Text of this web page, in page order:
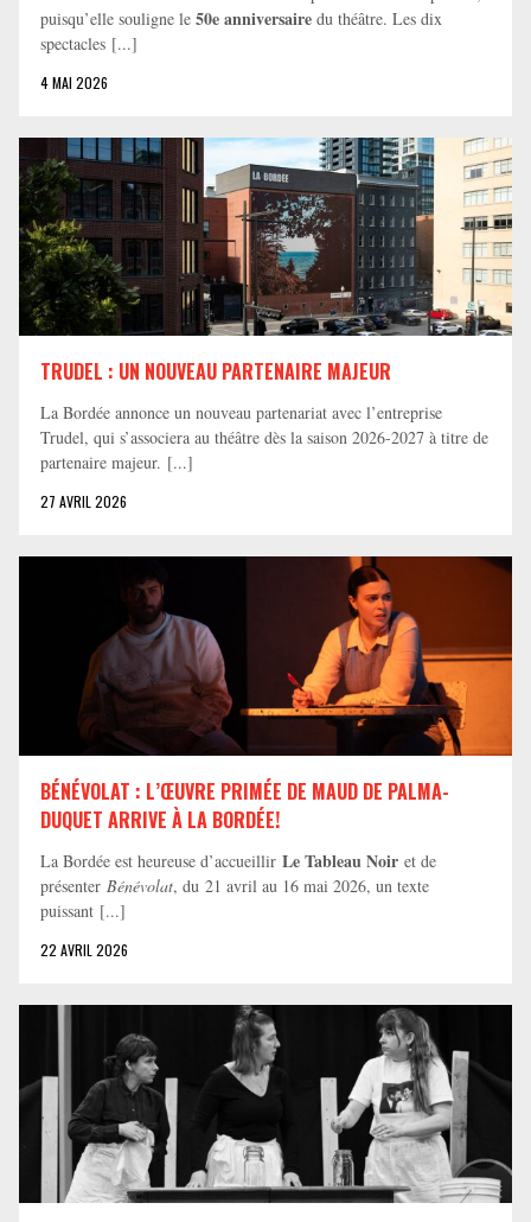
puisqu’elle souligne le 50e anniversaire du théâtre. Les dix
spectacles [...]
4 MAI 2026
TRUDEL : UN NOUVEAU PARTENAIRE MAJEUR
La Bordée annonce un nouveau partenariat avec l’entreprise
Trudel, qui s’associera au théâtre dès la saison 2026-2027 à titre de
partenaire majeur. [...]
27 AVRIL 2026
BÉNÉVOLAT : L’ŒUVRE PRIMÉE DE MAUD DE PALMA-
DUQUET ARRIVE À LA BORDÉE!
La Bordée est heureuse d’accueillir Le Tableau Noir et de
présenter Bénévolat, du 21 avril au 16 mai 2026, un texte
puissant [...]
22 AVRIL 2026